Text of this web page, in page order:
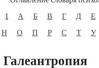
1
А Б В Г Д Е
Н
О П Р С Т У
Галеантропия